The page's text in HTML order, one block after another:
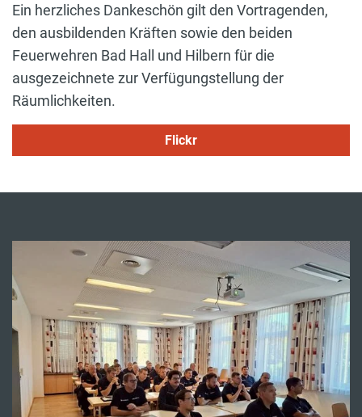
Ein herzliches Dankeschön gilt den Vortragenden,
den ausbildenden Kräften sowie den beiden
Feuerwehren Bad Hall und Hilbern für die
ausgezeichnete zur Verfügungstellung der
Räumlichkeiten.
Flickr